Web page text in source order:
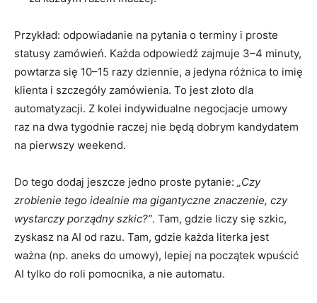
Przykład: odpowiadanie na pytania o terminy i proste
statusy zamówień. Każda odpowiedź zajmuje 3–4 minuty,
powtarza się 10–15 razy dziennie, a jedyna różnica to imię
klienta i szczegóły zamówienia. To jest złoto dla
automatyzacji. Z kolei indywidualne negocjacje umowy
raz na dwa tygodnie raczej nie będą dobrym kandydatem
na pierwszy weekend.
Do tego dodaj jeszcze jedno proste pytanie: „Czy
zrobienie tego idealnie ma gigantyczne znaczenie, czy
wystarczy porządny szkic?”. Tam, gdzie liczy się szkic,
zyskasz na AI od razu. Tam, gdzie każda literka jest
ważna (np. aneks do umowy), lepiej na początek wpuścić
AI tylko do roli pomocnika, a nie automatu.